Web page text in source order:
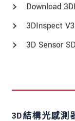
Download
3DInspect
3D Sensor
3D結構光感測